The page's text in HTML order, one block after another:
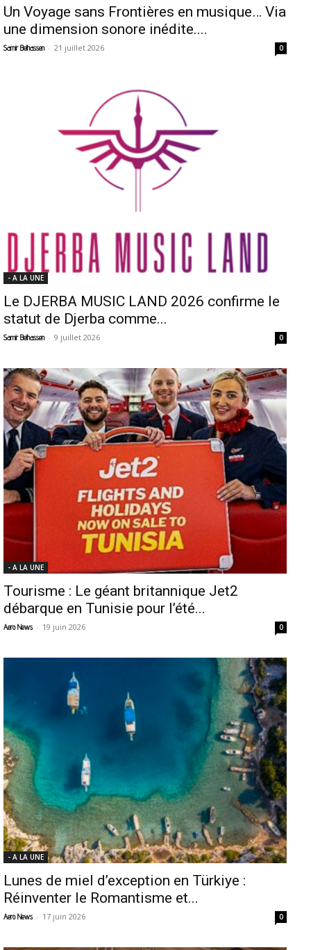
Un Voyage sans Frontières en musique… Via
une dimension sonore inédite....
Samir Belhassen - 21 juillet 2026 0
- A LA UNE
Le DJERBA MUSIC LAND 2026 confirme le
statut de Djerba comme...
Samir Belhassen - 9 juillet 2026 0
- A LA UNE
Tourisme : Le géant britannique Jet2
débarque en Tunisie pour l’été...
Aero News - 19 juin 2026 0
- A LA UNE
Lunes de miel d’exception en Türkiye :
Réinventer le Romantisme et...
Aero News - 17 juin 2026 0